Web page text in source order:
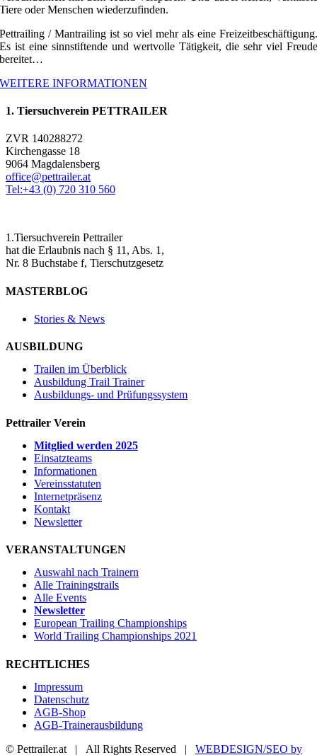
Tiere oder Menschen wiederzufinden.
Pettrailing / Mantrailing ist so viel mehr als eine Freizeitbeschäftigung.
Es ist eine sinnstiftende und wertvolle Tätigkeit, die sehr viel Freude
bereitet…
WEITERE INFORMATIONEN
1. Tiersuchverein PETTRAILER
ZVR 140288272
Kirchengasse 18
9064 Magdalensberg
office@pettrailer.at
Tel:+43 (0) 720 310 560
1.Tiersuchverein Pettrailer
hat die Erlaubnis nach § 11, Abs. 1,
Nr. 8 Buchstabe f, Tierschutzgesetz
MASTERBLOG
Stories & News
AUSBILDUNG
Trailen im Überblick
Ausbildung Trail Trainer
Ausbildungs- und Prüfungssystem
Pettrailer Verein
Mitglied werden 2025
Einsatzteams
Informationen
Vereinsstatuten
Internetpräsenz
Kontakt
Newsletter
VERANSTALTUNGEN
Auswahl nach Trainern
Alle Trainingstrails
Alle Events
Newsletter
European Trailing Championships
World Trailing Championships 2021
RECHTLICHES
Impressum
Datenschutz
AGB-Shop
AGB-Trainerausbildung
© Pettrailer.at | All Rights Reserved | WEBDESIGN/SEO by